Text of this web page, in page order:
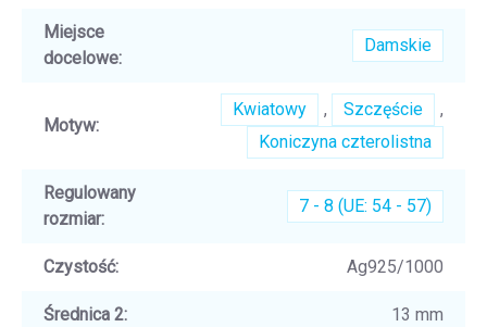
Miejsce
docelowe:
Damskie
Motyw:
Kwiatowy , Szczęście
,
Koniczyna czterolistna
Regulowany
rozmiar:
7 - 8 (UE: 54 - 57)
Czystość: Ag925/1000
Średnica 2: 13 mm